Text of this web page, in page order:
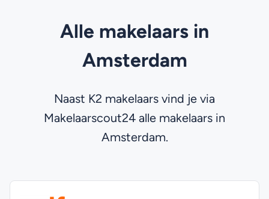
Alle makelaars in
Amsterdam
Naast K2 makelaars vind je via
Makelaarscout24 alle makelaars in
Amsterdam.